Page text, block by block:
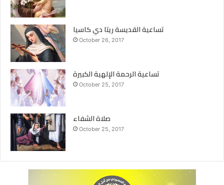
تساعية القديسة ريتا دي كاسيا
October 26, 2017
تساعية الرحمة الإلهية الكبيرة
October 25, 2017
صلاة الشفاء
October 25, 2017